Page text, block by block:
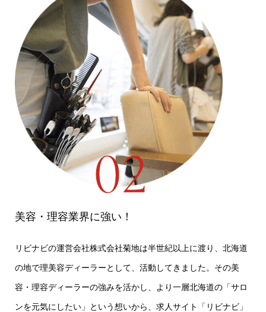
美容・理容業界に強い！
リビナビの運営会社株式会社菊地は半世紀以上に渡り、北海道
の地で理美容ディーラーとして、活動してきました。その美
容・理容ディーラーの強みを活かし、より一層北海道の「サロ
ンを元気にしたい」という想いから、求人サイト「リビナビ」